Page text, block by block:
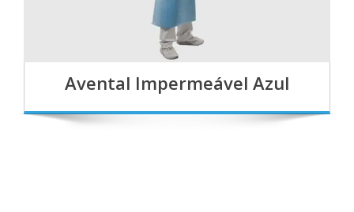
Avental Impermeável Azul